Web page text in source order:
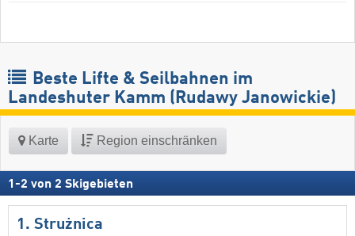
Beste Lifte & Seilbahnen im
Landeshuter Kamm (Rudawy Janowickie)
Karte Region einschränken
1 -2 von 2 Skigebieten
1. Strużnica